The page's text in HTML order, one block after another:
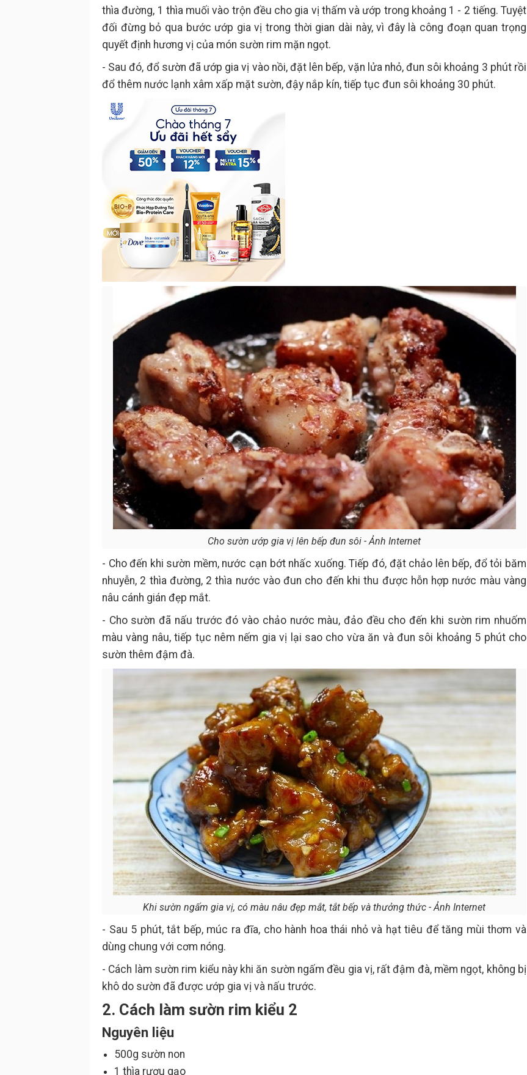
thìa đường, 1 thìa muối vào trộn đều cho gia vị thấm và ướp trong khoảng 1 - 2 tiếng. Tuyệt
đối đừng bỏ qua bước ướp gia vị trong thời gian dài này, vì đây là công đoạn quan trọng
quyết định hương vị của món sườn rim mặn ngọt.
- Sau đó, đổ sườn đã ướp gia vị vào nồi, đặt lên bếp, vặn lửa nhỏ, đun sôi khoảng 3 phút rồi
đổ thêm nước lạnh xâm xấp mặt sườn, đậy nắp kín, tiếp tục đun sôi khoảng 30 phút.
Cho sườn ướp gia vị lên bếp đun sôi - Ảnh Internet
- Cho đến khi sườn mềm, nước cạn bớt nhấc xuống. Tiếp đó, đặt chảo lên bếp, đổ tỏi băm
nhuyễn, 2 thìa đường, 2 thìa nước vào đun cho đến khi thu được hỗn hợp nước màu vàng
nâu cánh gián đẹp mắt.
- Cho sườn đã nấu trước đó vào chảo nước màu, đảo đều cho đến khi sườn rim nhuốm
màu vàng nâu, tiếp tục nêm nếm gia vị lại sao cho vừa ăn và đun sôi khoảng 5 phút cho
sườn thêm đậm đà.
Khi sườn ngấm gia vị, có màu nâu đẹp mắt, tắt bếp và thưởng thức - Ảnh Internet
- Sau 5 phút, tắt bếp, múc ra đĩa, cho hành hoa thái nhỏ và hạt tiêu để tăng mùi thơm và
dùng chung với cơm nóng.
- Cách làm sườn rim kiểu này khi ăn sườn ngấm đều gia vị, rất đậm đà, mềm ngọt, không bị
khô do sườn đã được ướp gia vị và nấu trước.
2. Cách làm sườn rim kiểu 2
Nguyên liệu
500g sườn non
1 thìa rượu gạo